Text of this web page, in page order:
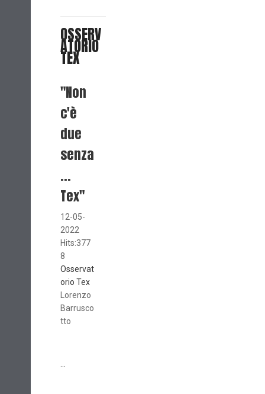
OSSERV
ATORIO
TEX
"Non
c'è
due
senza
...
Tex"
12-05-
2022
Hits:377
8
Osservat
orio Tex
Lorenzo
Barrusco
tto